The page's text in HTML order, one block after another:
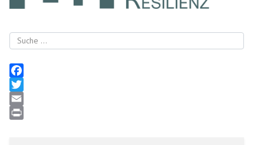
Suchen
Facebook
Twitter
Email